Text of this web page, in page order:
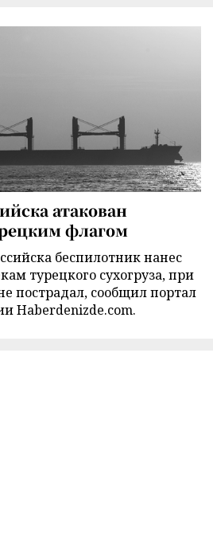
атакован
флагом
беспилотник нанес
турецкого сухогруза, при
пострадал, сообщил портал
Haberdenizde.com.